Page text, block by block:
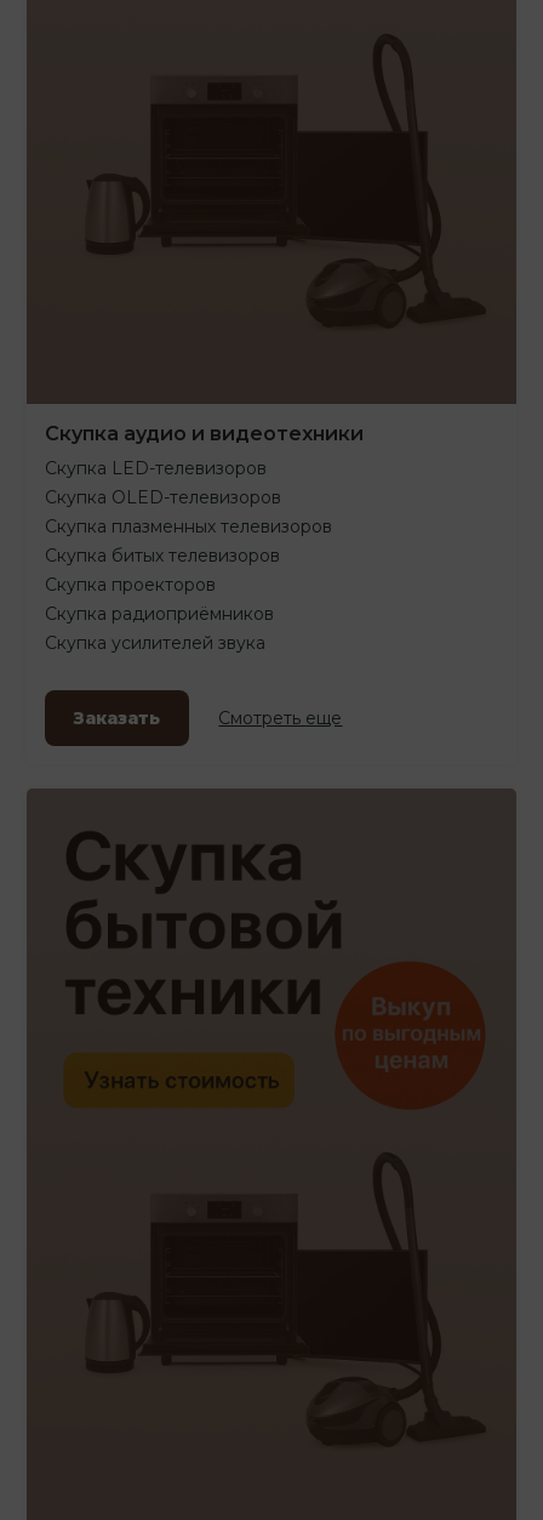
Скупка аудио и видеотехники
Скупка LED-телевизоров
Скупка OLED-телевизоров
Скупка плазменных телевизоров
Скупка битых телевизоров
Скупка проекторов
Скупка радиоприёмников
Скупка усилителей звука
Заказать Смотреть еще